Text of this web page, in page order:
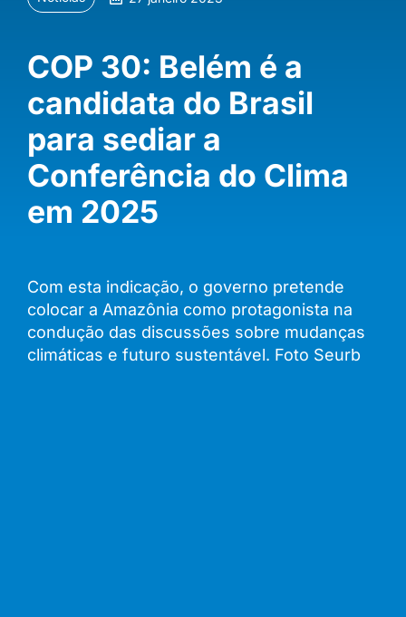
COP 30: Belém é a
candidata do Brasil
para sediar a
Conferência do Clima
em 2025
Com esta indicação, o governo pretende
colocar a Amazônia como protagonista na
condução das discussões sobre mudanças
climáticas e futuro sustentável. Foto Seurb